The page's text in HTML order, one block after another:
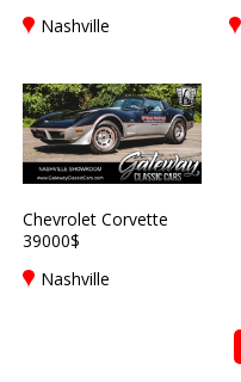
Nashville
Chevrolet Corvette
39000$
Nashville